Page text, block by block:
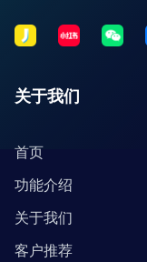
关于我们
首页
功能介绍
关于我们
客户推荐